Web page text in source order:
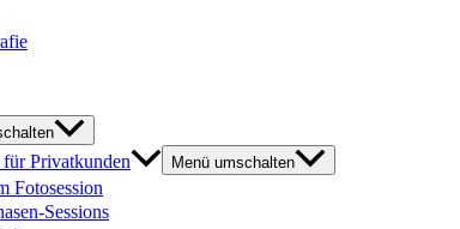
für Privatkunden Menü umschalten
Fotosession
Sessions